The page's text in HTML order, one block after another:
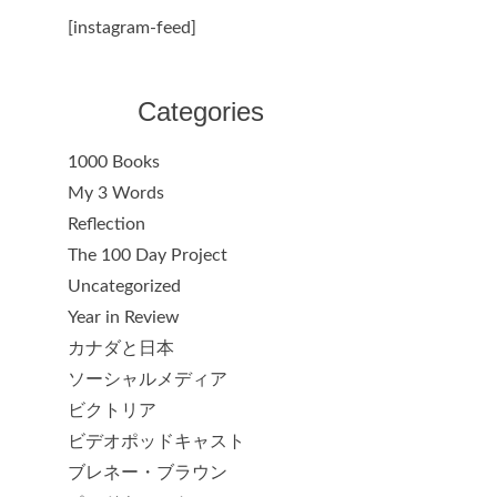
[instagram-feed]
Categories
1000 Books
My 3 Words
Reflection
The 100 Day Project
Uncategorized
Year in Review
カナダと日本
ソーシャルメディア
ビクトリア
ビデオポッドキャスト
ブレネー・ブラウン